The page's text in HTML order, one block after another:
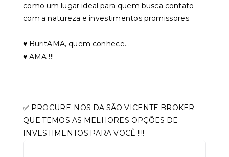
como um lugar ideal para quem busca contato
com a natureza e investimentos promissores.
♥️ BuritAMA, quem conhece...
♥️ AMA !!!
✅ PROCURE-NOS DA SÃO VICENTE BROKER
QUE TEMOS AS MELHORES OPÇÕES DE
INVESTIMENTOS PARA VOCÊ !!!!